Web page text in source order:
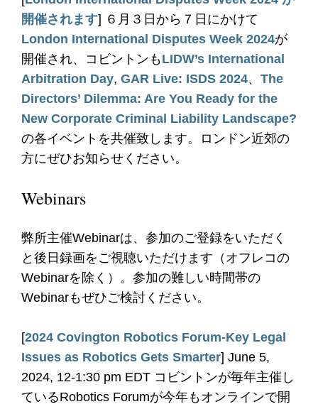
開催されます] ６月３日から７日にかけて
London International Disputes Week 2024が
開催され、コビントンもLIDW’s International
Arbitration Day, GAR Live: ISDS 2024、 The
Directors’ Dilemma: Are You Ready for the
New Corporate Criminal Liability Landscape?
の各イベントを共催致します。ロンドン近郊の
方にぜひお知らせください。
Webinars
弊所主催Webinarは、参加のご登録をいただく
と後日録画をご視聴いただけます（オフレコの
Webinarを除く）。参加の難しい時間帯の
Webinarもぜひご検討ください。
[2024 Covington Robotics Forum-Key Legal
Issues as Robotics Gets Smarter] June 5,
2024, 12-1:30 pm EDT コビントンが毎年主催し
ているRobotics Forumが今年もオンラインで開